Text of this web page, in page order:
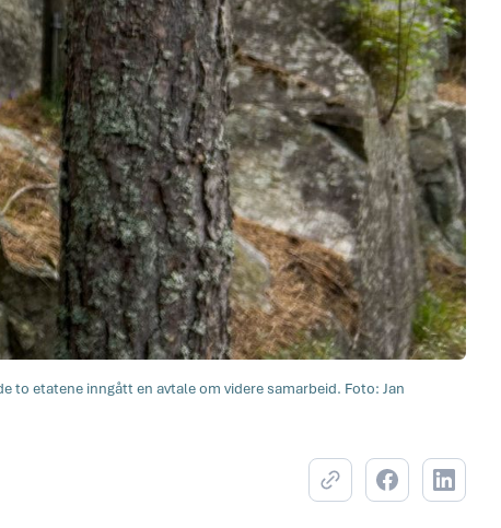
to etatene inngått en avtale om videre samarbeid. Foto: Jan